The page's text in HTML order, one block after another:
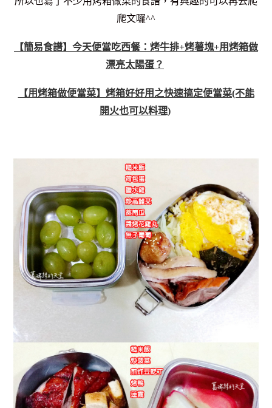
爬文囉^^
【簡易食譜】今天便當吃西餐：烤牛排+烤薯塊+用烤箱做
漂亮太陽蛋？
【用烤箱做便當菜】烤箱好好用之快速搞定便當菜(不能
開火也可以料理)